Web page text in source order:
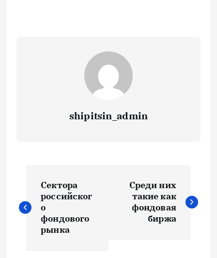
shipitsin_admin
а
Сектора
российског
о
фондового
рынка
Среди них
такие как
фондовая
биржа